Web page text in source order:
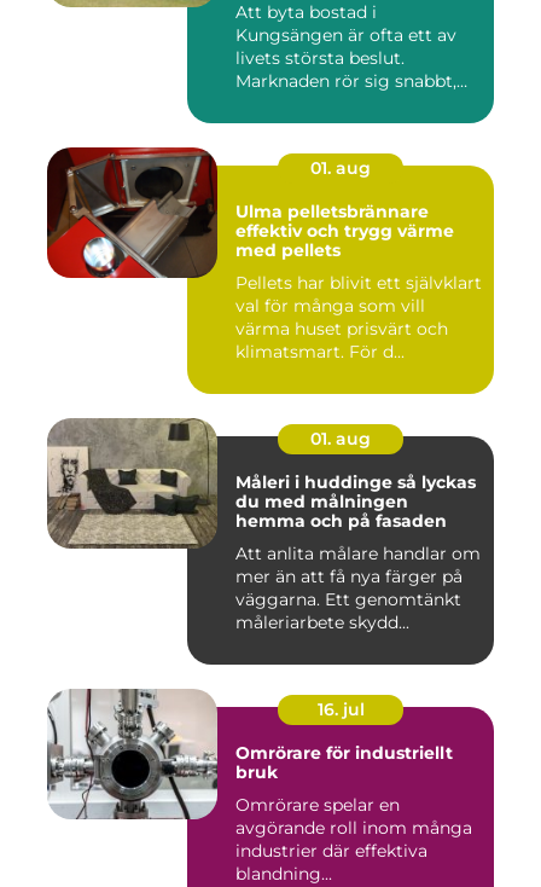
Att byta bostad i
Kungsängen är ofta ett av
livets största beslut.
Marknaden rör sig snabbt,
01. aug
Ulma pelletsbrännare
effektiv och trygg värme
med pellets
Pellets har blivit ett självklart
val för många som vill
värma huset prisvärt och
klimatsmart. För d...
01. aug
Måleri i huddinge så lyckas
du med målningen
hemma och på fasaden
Att anlita målare handlar om
mer än att få nya färger på
väggarna. Ett genomtänkt
måleriarbete skydd...
16. jul
Omrörare för industriellt
bruk
Omrörare spelar en
avgörande roll inom många
industrier där effektiva
blandning...